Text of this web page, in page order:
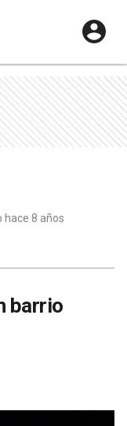
hace 8 años
barrio